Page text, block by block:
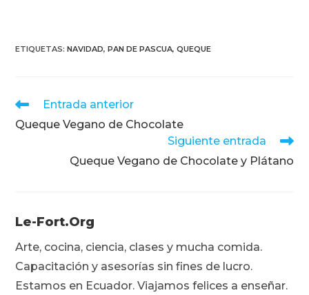
ETIQUETAS:NAVIDAD, PAN DE PASCUA, QUEQUE
Leer
artículos
Entrada anterior
Queque Vegano de Chocolate
Siguiente entrada
Queque Vegano de Chocolate y Plátano
Le-Fort.org
Arte, cocina, ciencia, clases y mucha comida.
Capacitación y asesorías sin fines de lucro.
Estamos en Ecuador. Viajamos felices a enseñar.